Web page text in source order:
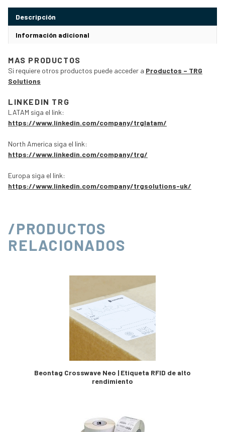
Descripción
Información adicional
MAS PRODUCTOS
Si requiere otros productos puede acceder a Productos – TRG
Solutions
LINKEDIN TRG
LATAM siga el link:
https://www.linkedin.com/company/trglatam/
North America siga el link:
https://www.linkedin.com/company/trg/
Europa siga el link:
https://www.linkedin.com/company/trgsolutions-uk/
/PRODUCTOS
RELACIONADOS
Beontag Crosswave Neo | Etiqueta RFID de alto
rendimiento